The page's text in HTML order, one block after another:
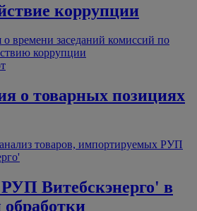
коррупции
времени заседаний комиссий по
коррупции
о товарных позициях
товаров, импортируемых РУП
Витебскэнерго' в